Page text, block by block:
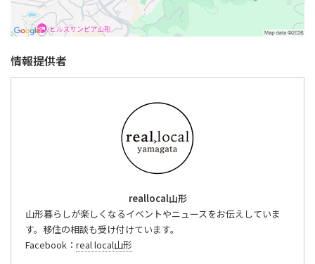
情報提供者
reallocal山形
山形暮らしが楽しくなるイベントやニュースをお伝えしていま
す。移住の相談も受け付けています。
Facebook： real local山形